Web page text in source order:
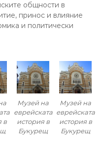
общности в
принос и влияние
и политически
в
Музей на
еврейската
история в
Букурещ
Музей на
еврейската
история в
Букурещ